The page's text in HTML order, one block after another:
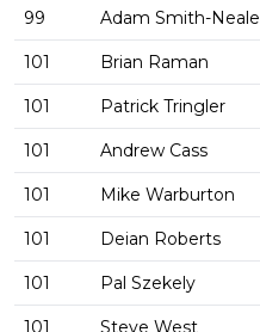
99 Adam Smith-Neale
101 Brian Raman
101 Patrick Tringler
101 Andrew Cass
101 Mike Warburton
101 Deian Roberts
101 Pal Szekely
101 Steve West